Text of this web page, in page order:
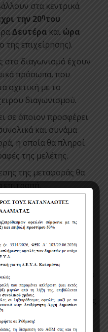
στα κεντρικά
την 20ητου
Δευτέρα και ώρα
της επιχείρησης).
στο διαγωνισμό έχουν
πρόσωπα, που
σχετική με το
διαγωνισμού.
σε όποιον προσφέρει
και συνάμα
η οποία θα πληροί
της μελέτης.
της μεταφοράς θα
επιτροπή.
θα γίνει σε δύο (2)
τιμολογίου.
θα γίνει σε χώρο
με έξοδα του
μέρους του
προμηθευτές
στα τεύχη της